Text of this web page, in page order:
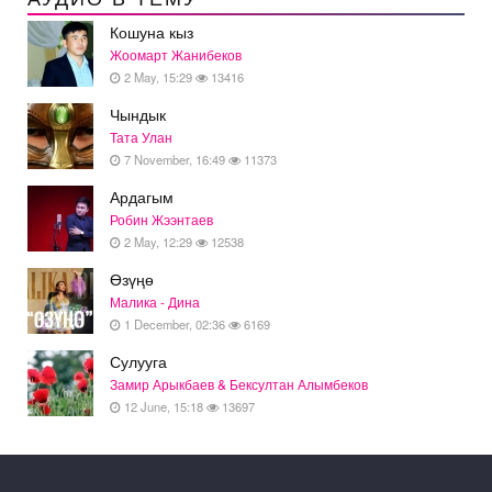
Кошуна кыз
Жоомарт Жанибеков
2 May, 15:29 13416
Чындык
Тата Улан
7 November, 16:49 11373
Ардагым
Робин Жээнтаев
2 May, 12:29 12538
Өзүңө
Малика - Дина
1 December, 02:36 6169
Сулууга
Замир Арыкбаев & Бексултан Алымбеков
12 June, 15:18 13697